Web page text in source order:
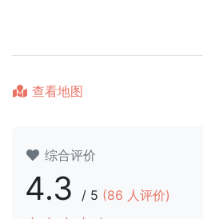
查看地图
综合评价
4.3 / 5 (86 人评价)